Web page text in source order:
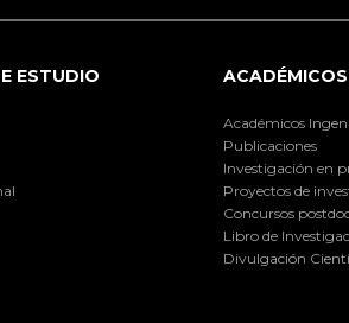
ESTUDIO
Académicos
Publicaciones
Investigación en
Proyectos de
Concursos
Libro de
Divulgación